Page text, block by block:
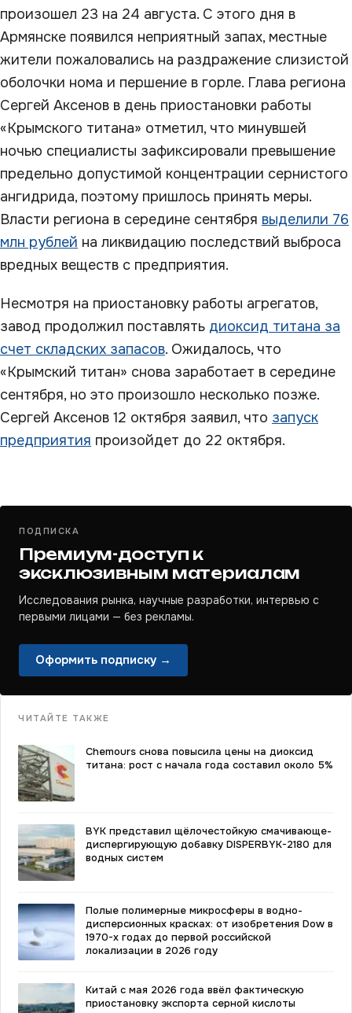
произошел 23 на 24 августа. С этого дня в
Армянске появился неприятный запах, местные
жители пожаловались на раздражение слизистой
оболочки нома и першение в горле. Глава региона
Сергей Аксенов в день приостановки работы
«Крымского титана» отметил, что минувшей
ночью специалисты зафиксировали превышение
предельно допустимой концентрации сернистого
ангидрида, поэтому пришлось принять меры.
Власти региона в середине сентября выделили 76
млн рублей на ликвидацию последствий выброса
вредных веществ с предприятия.
Несмотря на приостановку работы агрегатов,
завод продолжил поставлять диоксид титана за
счет складских запасов. Ожидалось, что
«Крымский титан» снова заработает в середине
сентября, но это произошло несколько позже.
Сергей Аксенов 12 октября заявил, что запуск
предприятия произойдет до 22 октября.
ПОДПИСКА
Премиум-доступ к
эксклюзивным материалам
Исследования рынка, научные разработки, интервью с
первыми лицами — без рекламы.
Оформить подписку →
ЧИТАЙТЕ ТАКЖЕ
Chemours снова повысила цены на диоксид
титана: рост с начала года составил около 5%
BYK представил щёлочестойкую смачивающе-
диспергирующую добавку DISPERBYK-2180 для
водных систем
Полые полимерные микросферы в водно-
дисперсионных красках: от изобретения Dow в
1970-х годах до первой российской
локализации в 2026 году
Китай с мая 2026 года ввёл фактическую
приостановку экспорта серной кислоты